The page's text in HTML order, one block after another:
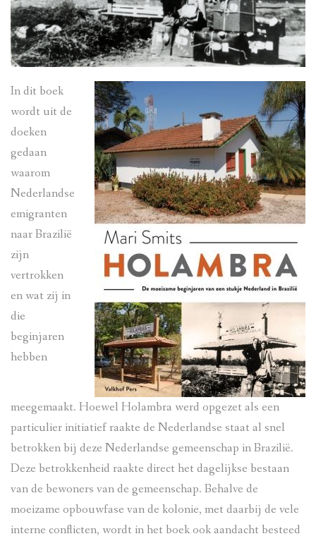
In dit boek
wordt uit de
doeken
gedaan
waarom
Nederlandse
emigranten
naar Brazilië
zijn
vertrokken
en wat zij in
die
beginjaren
hebben
meegemaakt. Hoewel Holambra werd opgezet als een
particulier initiatief raakte de Nederlandse staat al snel
betrokken bij deze Nederlandse gemeenschap in Brazilië.
Deze betrokkenheid raakte direct het dagelijkse bestaan
van de bewoners van de gemeenschap. Behalve de
moeizame opbouwfase van de kolonie, met daarbij de vele
interne conflicten, wordt in het boek ook aandacht besteed